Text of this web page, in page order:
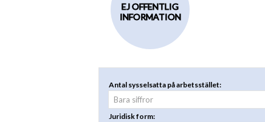
EJ OFFENTLIG
INFORMATION
Antal sysselsatta på arbetsstället:
Juridisk form: